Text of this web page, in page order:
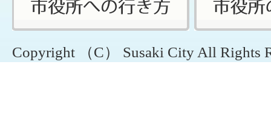
Copyright （C） Susaki City All Rights